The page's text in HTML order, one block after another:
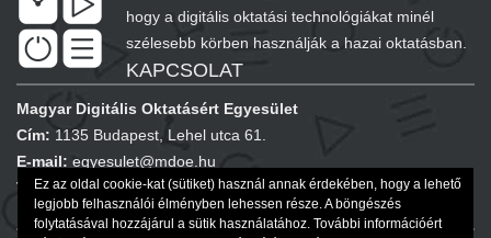
hogy a digitális oktatási technológiákat minél
szélesebb körben használják a hazai oktatásban.
KAPCSOLAT
Magyar Digitális Oktatásért Egyesület
Cím: 1135 Budapest, Lehel utca 61.
E-mail: egyesulet@mdoe.hu
Telefon:+36 20 577 8420
KÖVESSEN MINKET!
Ez az oldal cookie-kat (sütiket) használ annak érdekében, hogy a lehető
legjobb felhasználói élményben lehessen része. A böngészés
folytatásával hozzájárul a sütik használatához. További információért